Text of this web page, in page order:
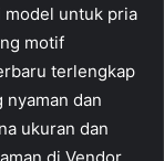
model untuk pria
motif
terlengkap
nyaman dan
ukuran dan
di Vendor